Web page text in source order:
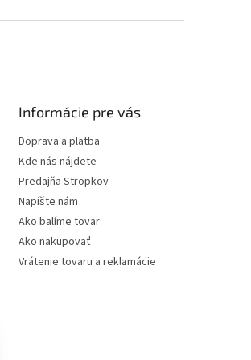
Informácie pre vás
Doprava a platba
Kde nás nájdete
Predajňa Stropkov
Napíšte nám
Ako balíme tovar
Ako nakupovať
Vrátenie tovaru a reklamácie